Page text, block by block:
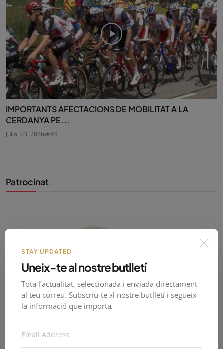
IMPORTANTS AFECTACIONS DE MOBILITAT A LA
CERDANYA PE...
Juliol 03, 2026 44
Patrocinat
STAY UPDATED
Uneix-te al nostre butlletí
Tota l’actualitat, seleccionada i enviada directament
al teu correu. Subscriu-te al nostre butlletí i segueix
la informació que importa.